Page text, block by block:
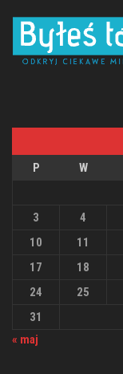
P
W
3
4
10
11
17
18
24
25
31
« maj